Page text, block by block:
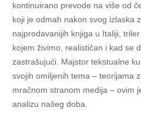
kontinuirano prevode na više od
koji je odmah nakon svog izlaska
najprodavanijih knjiga u Italiji,
kojem živimo, realističan i kad se
zastrašujući. Majstor tekstualne
svojih omiljenih tema – teorijama
mračnom stranom medija – ovim
analizu našeg doba.